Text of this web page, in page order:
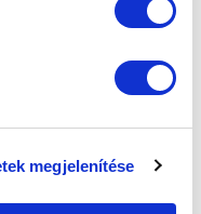
megjelenítése